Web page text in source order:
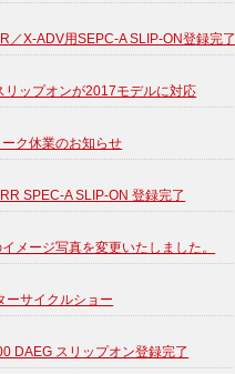
／X-ADV用SEPC-A SLIP-ON登録完了
リップオンが2017モデルに対応
ク休業のお知らせ
SPEC-A SLIP-ON 登録完了
メージ写真を変更いたしました。
ーサイクルショー
DAEG スリップオン登録完了